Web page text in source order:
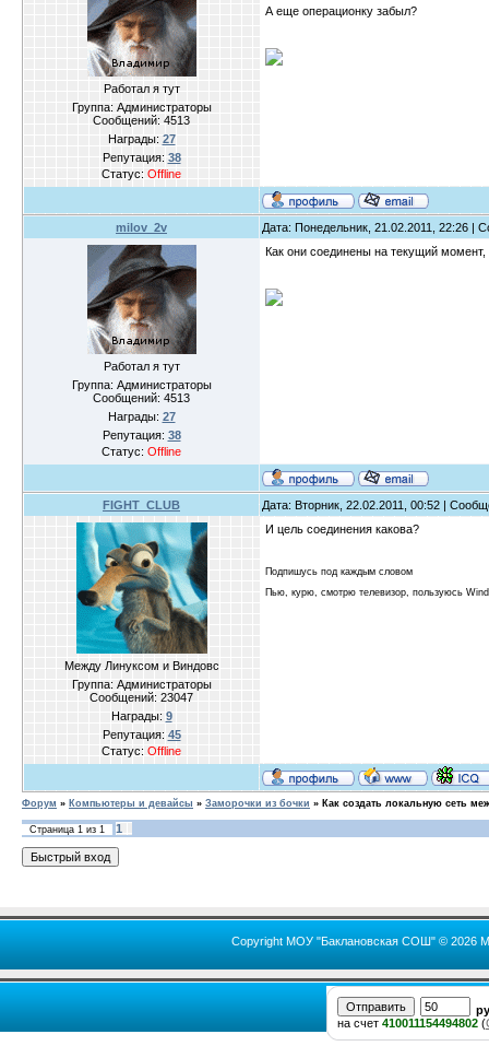
Работал я тут
Группа: Администраторы
Сообщений: 4513
Награды: 27
Репутация: 38
Статус: Offline
А еще операционку забыл?
milov_2v Дата: Понедельник, 21.02.2011, 22:26 |
Работал я тут
Группа: Администраторы
Сообщений: 4513
Награды: 27
Репутация: 38
Статус: Offline
Как они соединены на текущий момент,
FIGHT_CLUB Дата: Вторник, 22.02.2011, 00:52 |
Между Линуксом и Виндовс
Группа: Администраторы
Сообщений: 23047
Награды: 9
Репутация: 45
Статус: Offline
И цель соединения какова?
Подпишусь под каждым словом
Пью, курю, смотрю телевизор, пользуюсь
Форум » Компьютеры и девайсы » Заморочки из бочки » Как создать локальную сеть
Страница 1 из 1 1
Copyright МОУ "Баклановская СОШ" © 2026
на счет 410011154494802 (